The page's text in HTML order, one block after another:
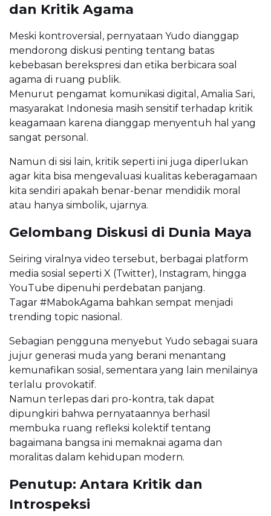
dan Kritik Agama
Meski kontroversial, pernyataan Yudo dianggap
mendorong diskusi penting tentang batas
kebebasan berekspresi dan etika berbicara soal
agama di ruang publik.
Menurut pengamat komunikasi digital, Amalia Sari,
masyarakat Indonesia masih sensitif terhadap kritik
keagamaan karena dianggap menyentuh hal yang
sangat personal.
Namun di sisi lain, kritik seperti ini juga diperlukan
agar kita bisa mengevaluasi kualitas keberagamaan
kita sendiri apakah benar-benar mendidik moral
atau hanya simbolik, ujarnya.
Gelombang Diskusi di Dunia Maya
Seiring viralnya video tersebut, berbagai platform
media sosial seperti X (Twitter), Instagram, hingga
YouTube dipenuhi perdebatan panjang.
Tagar #MabokAgama bahkan sempat menjadi
trending topic nasional.
Sebagian pengguna menyebut Yudo sebagai suara
jujur generasi muda yang berani menantang
kemunafikan sosial, sementara yang lain menilainya
terlalu provokatif.
Namun terlepas dari pro-kontra, tak dapat
dipungkiri bahwa pernyataannya berhasil
membuka ruang refleksi kolektif tentang
bagaimana bangsa ini memaknai agama dan
moralitas dalam kehidupan modern.
Penutup: Antara Kritik dan
Introspeksi